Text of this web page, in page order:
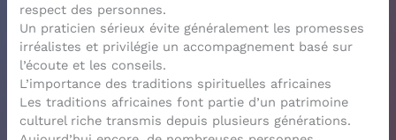
respect des personnes.
Un praticien sérieux évite généralement les promesses
irréalistes et privilégie un accompagnement basé sur
l’écoute et les conseils.
L’importance des traditions spirituelles africaines
Les traditions africaines font partie d’un patrimoine
culturel riche transmis depuis plusieurs générations.